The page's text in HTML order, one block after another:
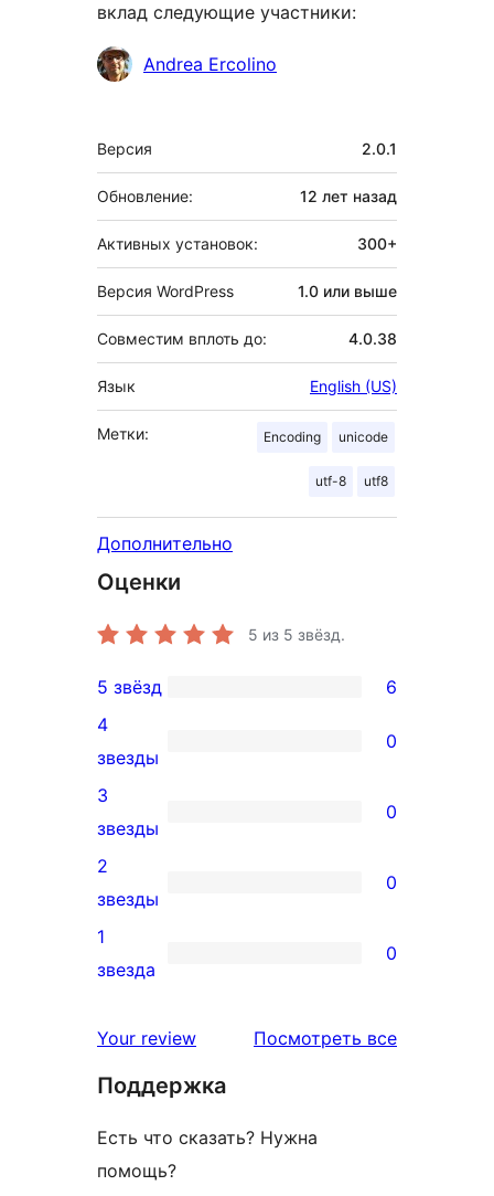
вклад следующие участники:
УчастникиAndrea Ercolino
Мета
Версия 2.0.1
Обновление: 12 лет назад
Активных установок: 300+
Версия WordPress 1.0 или выше
Совместим вплоть до: 4.0.38
Язык English (US)
Метки: Encoding unicode
utf-8 utf8
Дополнительно
Оценки
5 из 5 звёзд.
6
5-
звездный
отзыв
5 звёзд 6
0
4-
звездный
отзыв
4
звезды
0
0
3-
звездный
отзыв
3
звезды
0
0
2-
звездный
2
звезды
0
0
звездный
1
звезда
0
Your review Посмотреть всеотзывы
Поддержка
Есть что сказать? Нужна
помощь?